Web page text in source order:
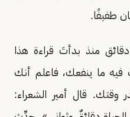
طفيفًا.
فات من عمرك ما يقارب 3 دقائق منذ بدأتَ قراءة هذا
ما ينفعك، فاعلم أنك
وقتك. قال أمير الشعراء: